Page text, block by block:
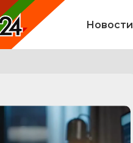
Новости